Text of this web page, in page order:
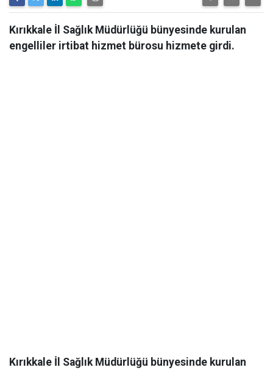
Kırıkkale İl Sağlık Müdürlüğü bünyesinde kurulan
engelliler irtibat hizmet bürosu hizmete girdi.
Kırıkkale İl Sağlık Müdürlüğü bünyesinde kurulan